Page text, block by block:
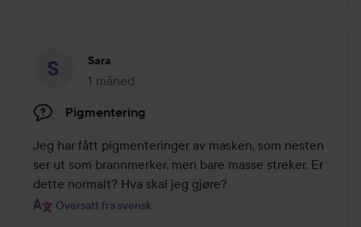
Sara
1 måned
Innlegget ble opprettet 1 måned
Pigmentering
Jeg har fått pigmenteringer av masken, som nesten
ser ut som brannmerker, men bare masse streker. Er
dette normalt? Hva skal jeg gjøre?
Oversatt fra svensk